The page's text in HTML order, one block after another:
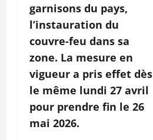
garnisons du pays,
l’instauration du
couvre-feu dans sa
zone. La mesure en
vigueur a pris effet dès
le même lundi 27 avril
pour prendre fin le 26
mai 2026.